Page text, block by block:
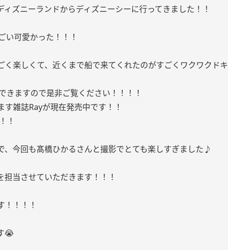
ズニーランドからディズニーシーに行ってきました！！
い可愛かった！！！
く楽しくて、近くまで船で来てくれたのがすごくワクワクドキ
きますので是非ご覧ください！！！！
雑誌Rayが現在発売中です！！
！
、今回も髙橋ひかるさんと撮影でとても楽しすぎました♪
当させていただきます！！！
！！！！
😭